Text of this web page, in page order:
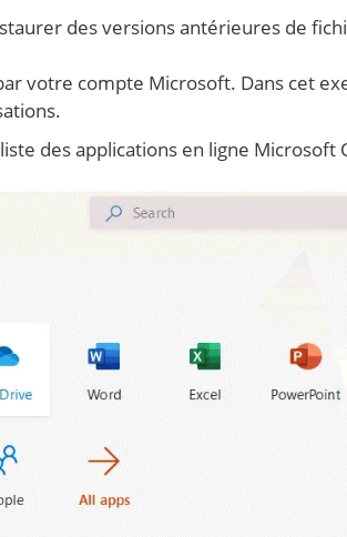
des versions antérieures de
votre compte Microsoft. Dans cet
des applications en ligne Microsoft